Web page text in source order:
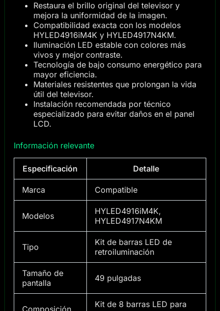
Restaura el brillo original del televisor y
mejora la uniformidad de la imagen.
Compatibilidad exacta con los modelos
HYLED4916iM4K y HYLED4917N4KM.
Iluminación LED estable con colores más
vivos y mejor contraste.
Tecnología de bajo consumo energético para
mayor eficiencia.
Materiales resistentes que prolongan la vida
útil del televisor.
Instalación recomendada por técnico
especializado para evitar daños en el panel
LCD.
Información relevante
Especificación Detalle
Marca Compatible
Modelos
HYLED4916iM4K,
HYLED4917N4KM
Tipo
Kit de barras LED de
retroiluminación
Tamaño de
pantalla
49 pulgadas
Kit de 8 barras LED para